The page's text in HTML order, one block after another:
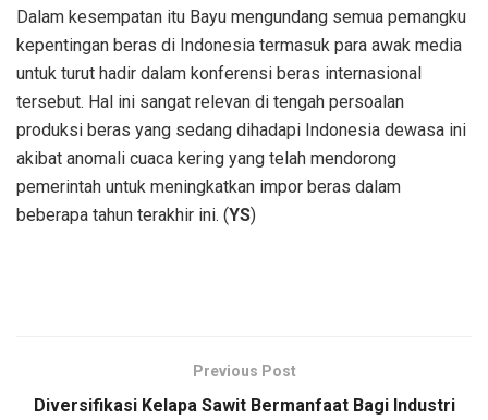
Dalam kesempatan itu Bayu mengundang semua pemangku
kepentingan beras di Indonesia termasuk para awak media
untuk turut hadir dalam konferensi beras internasional
tersebut. Hal ini sangat relevan di tengah persoalan
produksi beras yang sedang dihadapi Indonesia dewasa ini
akibat anomali cuaca kering yang telah mendorong
pemerintah untuk meningkatkan impor beras dalam
beberapa tahun terakhir ini. (YS)
Previous Post
Diversifikasi Kelapa Sawit Bermanfaat Bagi Industri